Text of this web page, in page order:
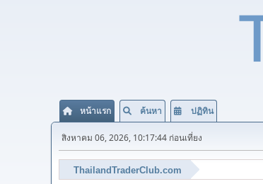
หน้าแรก ค้นหา ปฏิทิน
สิงหาคม 06, 2026, 10:17:44 ก่อนเที่ยง
ThailandTraderClub.com